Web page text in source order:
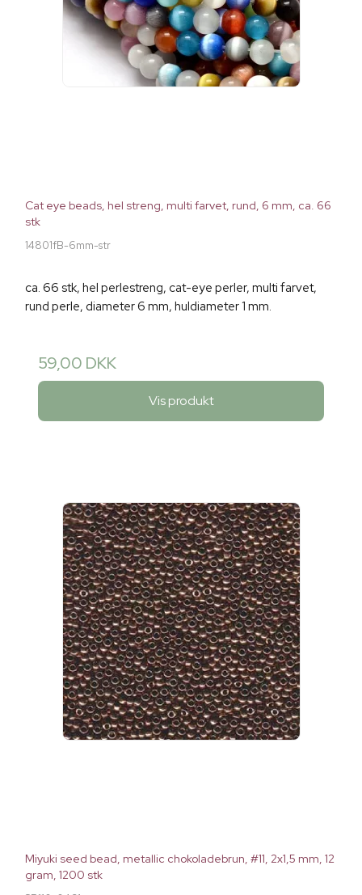
Cat eye beads, hel streng, multi farvet, rund, 6 mm, ca. 66
stk
14801fB-6mm-str
ca. 66 stk, hel perlestreng, cat-eye perler, multi farvet,
rund perle, diameter 6 mm, huldiameter 1 mm.
59,00 DKK
Vis produkt
Miyuki seed bead, metallic chokoladebrun, #11, 2x1,5 mm, 12
gram, 1200 stk